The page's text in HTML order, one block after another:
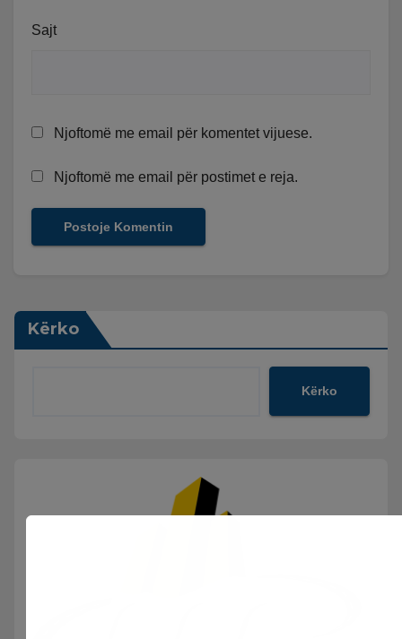
Sajt
Njoftomë me email për komentet vijuese.
Njoftomë me email për postimet e reja.
Kërko
Kërko